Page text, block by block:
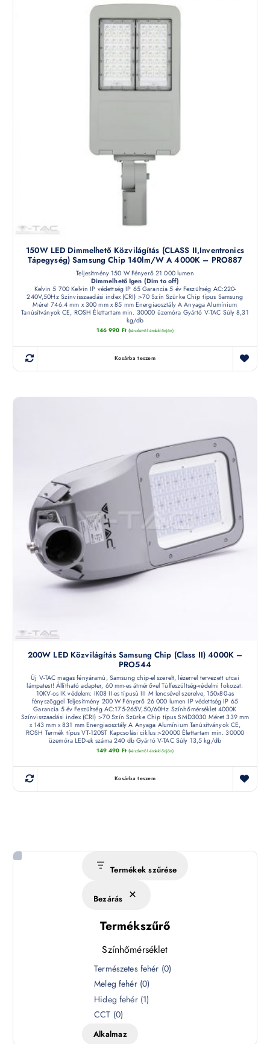
150W LED Dimmelhető Közvilágítás (CLASS II,Inventronics
Tápegység) Samsung Chip 140lm/W A 4000K – PRO887
Teljesítmény 150 W Fényerő 21 000 lumen
Dimmelhető Igen (Dim to off)
Kelvin 5 700 Kelvin IP védettség IP 65 Garancia 5 év Feszültség AC:220-
240V,50Hz Színvisszaadási index (CRI) >70 Szín Szürke Chip típus Samsung
Méret 746.4 mm x 300 mm x 85 mm Energiaosztály A Anyaga Alumínium
Tanúsítványok CE, ROSH Élettartam min. 30000 üzemóra Gyártó V-TAC Súly 8,31
kg/db
146 990 Ft (készletről érdeklődjön)
Kosárba teszem
200W LED Közvilágítás Samsung Chip (Class II) 4000K –
PRO544
Új V-TAC magas fényáramú, Samsung chip-el szerelt, lézerrel tervezett utcai
lámpatest! Állítható adapter, 60 mm-es átmérővel Túlfeszültség-védelmi fokozat:
10KV-os IK védelem: IK08 II-es típusú III M lencsével szerelve, 150x80-as
fényszöggel Teljesítmény 200 W Fényerő 26 000 lumen IP védettség IP 65
Garancia 5 év Feszültség AC:175-265V,50/60Hz Színhőmérséklet 4000K
Színvisszaadási index (CRI) >70 Szín Szürke Chip típus SMD3030 Méret 339 mm
x 143 mm x 831 mm Energiaosztály A Anyaga Alumínium Tanúsítványok CE,
ROSH Termék típus VT-120ST Kapcsolási ciklus >20000 Élettartam min. 30000
üzemóra LED-ek száma 240 db Gyártó V-TAC Súly 13,5 kg/db
149 490 Ft (készletről érdeklődjön)
Kosárba teszem
Termékek szűrése
Bezárás
Termékszűrő
Színhőmérséklet
Természetes fehér (0)
Meleg fehér (0)
Hideg fehér (1)
CCT (0)
Alkalmaz